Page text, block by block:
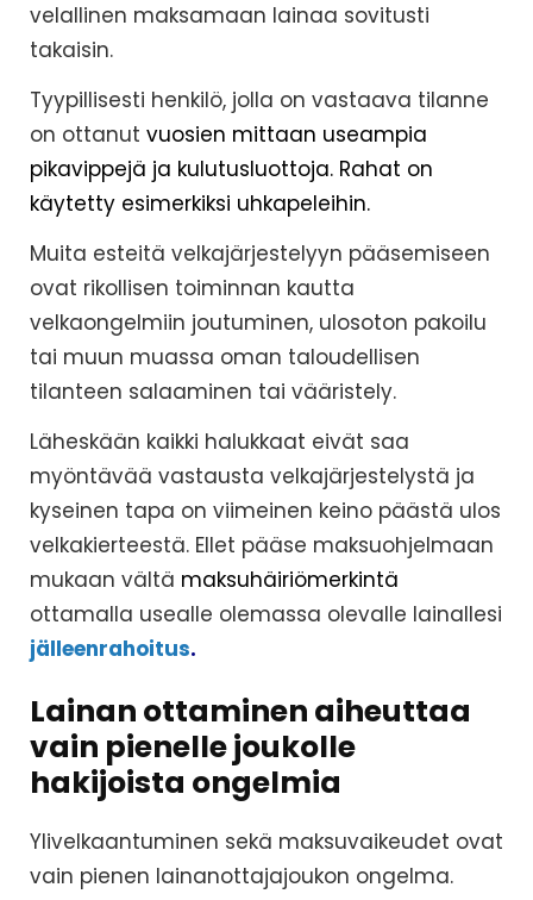
velallinen maksamaan lainaa sovitusti
takaisin.
Tyypillisesti henkilö, jolla on vastaava tilanne
on ottanut vuosien mittaan useampia
pikavippejä ja kulutusluottoja. Rahat on
käytetty esimerkiksi uhkapeleihin.
Muita esteitä velkajärjestelyyn pääsemiseen
ovat rikollisen toiminnan kautta
velkaongelmiin joutuminen, ulosoton pakoilu
tai muun muassa oman taloudellisen
tilanteen salaaminen tai vääristely.
Läheskään kaikki halukkaat eivät saa
myöntävää vastausta velkajärjestelystä ja
kyseinen tapa on viimeinen keino päästä ulos
velkakierteestä. Ellet pääse maksuohjelmaan
mukaan vältä maksuhäiriömerkintä
ottamalla usealle olemassa olevalle lainallesi
jälleenrahoitus.
Lainan ottaminen aiheuttaa
vain pienelle joukolle
hakijoista ongelmia
Ylivelkaantuminen sekä maksuvaikeudet ovat
vain pienen lainanottajajoukon ongelma.